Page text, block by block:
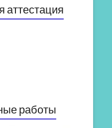
аттестация
работы